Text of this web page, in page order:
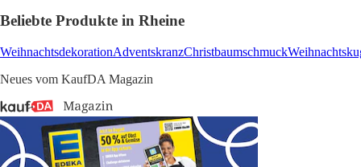
Beliebte Produkte in Rheine
WeihnachtsdekorationAdventskranzChristbaumschmuck
Neues vom KaufDA Magazin